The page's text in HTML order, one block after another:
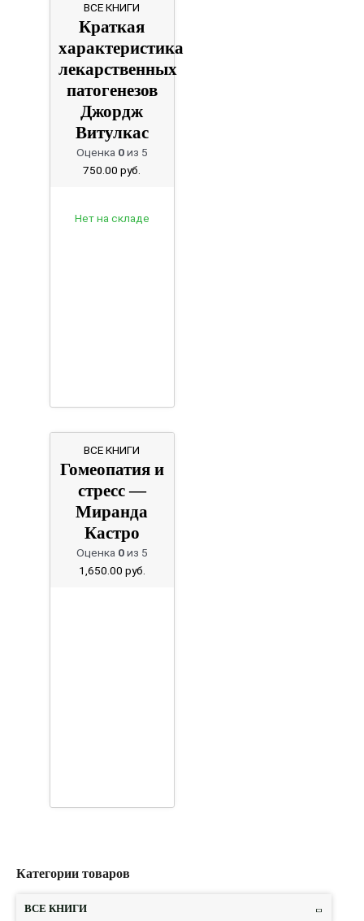
Категории товаров
ВСЕ КНИГИ
Нет на складе
ВСЕ КНИГИ
Краткая
характеристика
лекарственных
патогенезов
Джордж
Витулкас
Оценка 0из 5
750.00 руб.
ВСЕ КНИГИ
Гомеопатия и
стресс —
Миранда
Кастро
Оценка 0из 5
1,650.00 руб.